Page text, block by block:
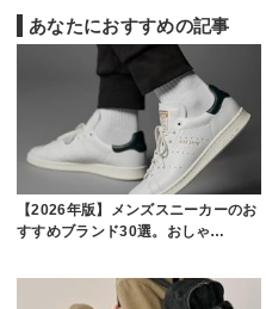
あなたにおすすめの記事
【2026年版】メンズスニーカーのお
すすめブランド30選。おしゃ…